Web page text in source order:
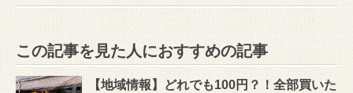
この記事を見た人におすすめの記事
【地域情報】どれでも100円？！全部買いた